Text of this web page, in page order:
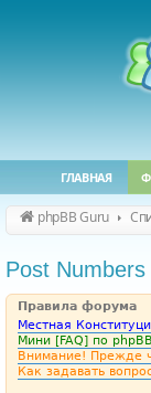
ГЛАВНАЯ
phpBB Guru
Post Numbers
Правила форума
Местная
Мини [FAQ] по
Внимание! Прежде
Как задавать